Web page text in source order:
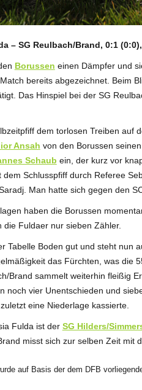
ANZEIGE
– SG Reulbach/Brand, 0:1
Borussen einen Dämpfer und
bereits abgezeichnet. Beim
Das Hinspiel bei der SG
dem torlosen Treiben auf
Ansah von den Borussen
Schaub ein, der kurz vor
Schlusspfiff durch Referee
Man hatte sich gegen den
haben die Borussen
Fuldaer nur sieben Zähler.
Tabelle Boden gut und steht nun
das Fürchten, was die
Brand sammelt weiterhin fleißig
noch vier Unentschieden und
eine Niederlage kassierte.
Fulda ist der SG Hilders/
misst sich zur selben Zeit mit
auf Basis der dem DFB